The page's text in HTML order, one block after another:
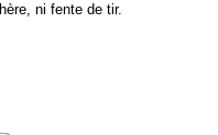
ni fente de tir.